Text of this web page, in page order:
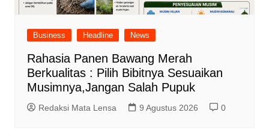
Business Headline News
Rahasia Panen Bawang Merah
Berkualitas : Pilih Bibitnya Sesuaikan
Musimnya,Jangan Salah Pupuk
Redaksi Mata Lensa 9 Agustus 2026 0